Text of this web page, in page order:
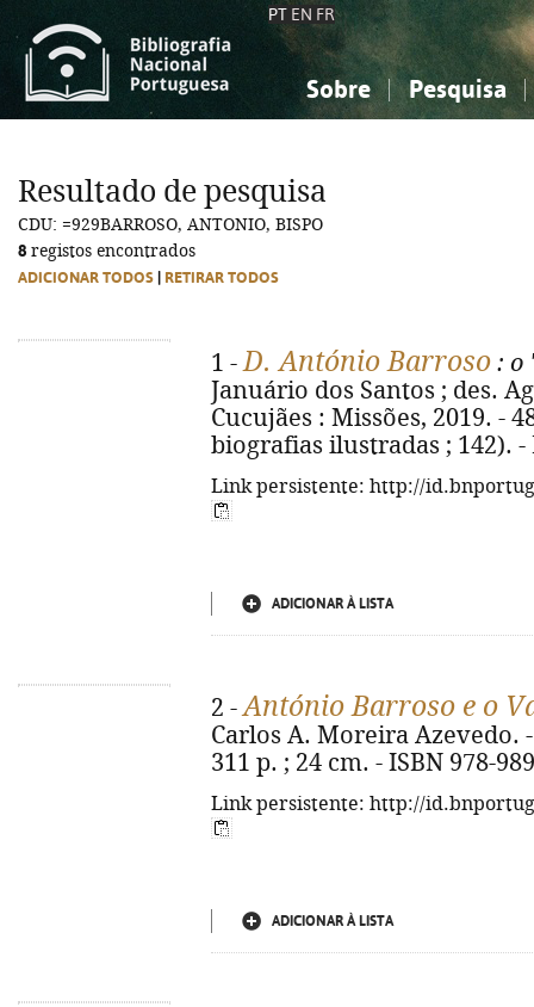
PT EN FR
Sobre Pesquisa
Ciências sociais...
Ciências sociais...
Resultado de pesquisa
CDU: =929BARROSO, ANTONIO, BISPO
8 registos encontrados
ADICIONAR TODOS RETIRAR TODOS
1 -D. António Barroso : o
Januário dos Santos ; des.
Cucujães : Missões, 2019. -
biografias ilustradas ; 142). -
Link persistente: http://
ADICIONAR À LISTA
2 -António Barroso e o
Carlos A. Moreira Azevedo.
311 p. ; 24 cm. - ISBN 978-
Link persistente: http://
ADICIONAR À LISTA